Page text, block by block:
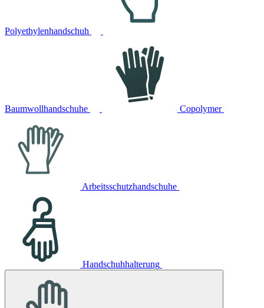
Polyethylenhandschuh
Baumwollhandschuhe Copolymer
Arbeitsschutzhandschuhe
Handschuhhalterung